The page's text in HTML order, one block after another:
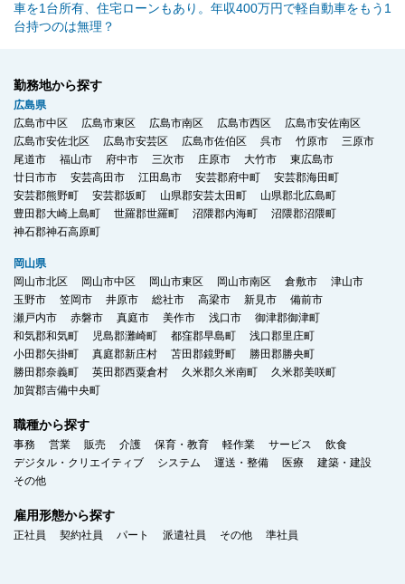
車を1台所有、住宅ローンもあり。年収400万円で軽自動車をもう1
台持つのは無理？
勤務地から探す
広島県
広島市中区
広島市東区 広島市南区 広島市西区
広島市安佐南区
広島市安佐北区
広島市安芸区 広島市佐伯区 呉市 竹原市
三原市
尾道市
福山市 府中市 三次市 庄原市 大竹市
東広島市
廿日市市
安芸高田市 江田島市 安芸郡府中町
安芸郡海田町
安芸郡熊野町
安芸郡坂町 山県郡安芸太田町
山県郡北広島町
豊田郡大崎上島町
世羅郡世羅町 沼隈郡内海町
沼隈郡沼隈町
神石郡神石高原町
岡山県
岡山市北区
岡山市中区 岡山市東区 岡山市南区 倉敷市
津山市
玉野市
笠岡市 井原市 総社市 高梁市 新見市
備前市
瀬戸内市
赤磐市 真庭市 美作市 浅口市
御津郡御津町
和気郡和気町
児島郡灘崎町 都窪郡早島町
浅口郡里庄町
小田郡矢掛町
真庭郡新庄村 苫田郡鏡野町
勝田郡勝央町
勝田郡奈義町
英田郡西粟倉村 久米郡久米南町
久米郡美咲町
加賀郡吉備中央町
職種から探す
事務 営業 販売 介護 保育・教育 軽作業 サービス
飲食
デジタル・クリエイティブ
システム 運送・整備 医療
建築・建設
その他
雇用形態から探す
正社員 契約社員 パート 派遣社員 その他 準社員